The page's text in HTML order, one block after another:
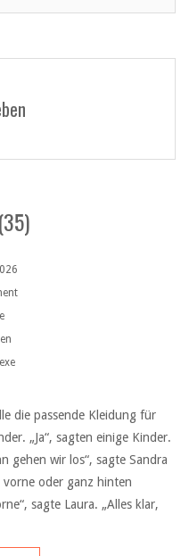
die passende Kleidung für
„Ja“, sagten einige Kinder.
gehen wir los“, sagte Sandra
vorne oder ganz hinten
sagte Laura. „Alles klar,